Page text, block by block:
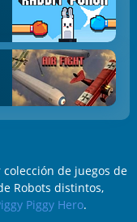
de juegos de
Robots distintos,
Piggy Hero.